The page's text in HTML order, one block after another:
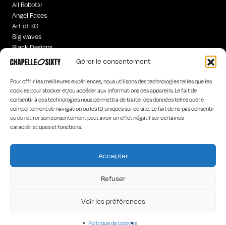
Gérer le consentement
Pour offrir les meilleures expériences, nous utilisons des technologies telles que les
cookies pour stocker et/ou accéder aux informations des appareils. Le fait de
consentir à ces technologies nous permettra de traiter des données telles que le
comportement de navigation ou les ID uniques sur ce site. Le fait de ne pas consentir
ou de retirer son consentement peut avoir un effet négatif sur certaines
caractéristiques et fonctions.
Accepter
Refuser
Voir les préférences
Politique de cookies
All Robots!
Angel Faces
Art of KO
Big waves
Black Designs
Curious Words
Hyperchrome homme
Old is
Poetic Worlds
Rock’n Words
“Tar-“hot”
The Dancers
The Stranges